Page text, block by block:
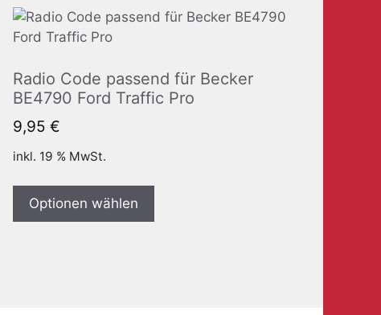
Radio Code passend für Becker
BE4790 Ford Traffic Pro
9,95 €
inkl. 19 % MwSt.
Optionen wählen